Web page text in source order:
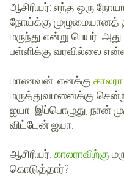
ஆசிரியர்: எந்த ஒரு
நோய்க்கு முழுமையானத்
மருந்து என்று பெயர்.
பள்ளிக்கு வரவில்லை
மாணவன்: எனக்கு காலரா
மருத்துவமனைக்கு
ஐயா. இப்பொழுது, நான்
விட்டேன் ஐயா.
ஆசிரியர்: காலராவிற்கு
கொடுத்தார்?